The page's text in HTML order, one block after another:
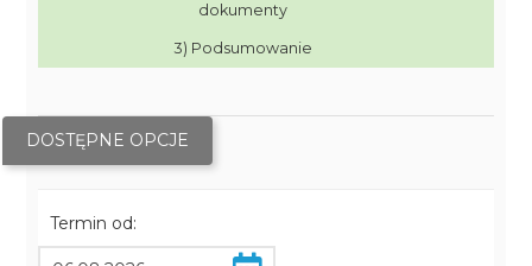
dokumenty
3) Podsumowanie
DOSTĘPNE OPCJE
Termin od: